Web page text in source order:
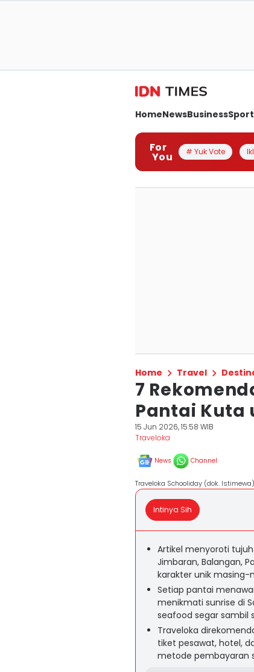
HomeNewsBusinessSport
For
You # Yuk Vote
Home Travel
7
Pantai Kuta
15 Jun 2026, 15:58 WIB
Traveloka
News Channel
Traveloka Schooliday (dok. Istimewa)
Intinya Sih
Artikel menyoroti tujuh
Jimbaran, Balangan,
karakter unik masing-
Setiap pantai
menikmati sunrise di
seafood segar sambil
Traveloka
tiket pesawat, hotel,
metode pembayaran